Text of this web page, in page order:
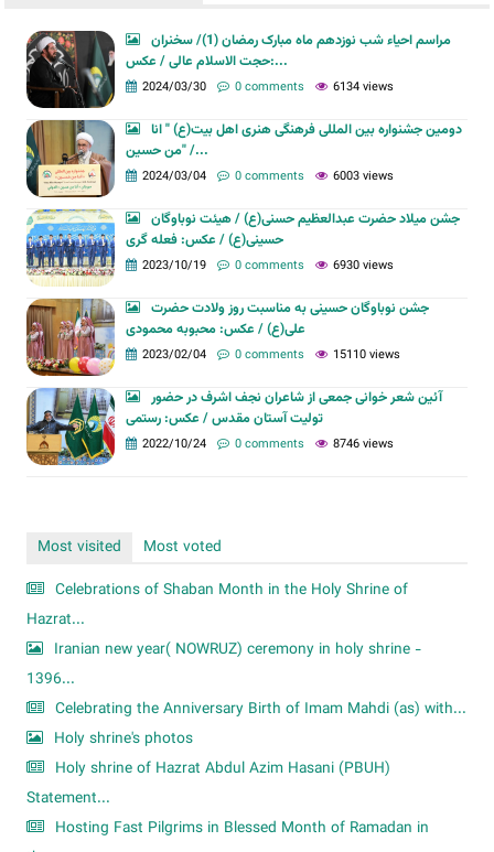
مراسم احیاء شب نوزدهم ماه مبارک رمضان (1)/ سخنران
حجت الاسلام عالی / عکس:...
2024/03/30 0 comments 6134 views
دومین جشنواره بین المللی فرهنگی هنری اهل بیت(ع) " انا
من حسین" /...
2024/03/04 0 comments 6003 views
جشن میلاد حضرت عبدالعظیم حسنی(ع) / هیئت نوباوگان
حسینی(ع) / عکس: فعله گری
2023/10/19 0 comments 6930 views
جشن نوباوگان حسینی به مناسبت روز ولادت حضرت
علی(ع) / عکس: محبوبه محمودی
2023/02/04 0 comments 15110 views
آئین شعر خوانی جمعی از شاعران نجف اشرف در حضور
تولیت آستان مقدس / عکس: رستمی
2022/10/24 0 comments 8746 views
Most visited
Most voted
Celebrations of Shaban Month in the Holy Shrine of
Hazrat...
Iranian new year( NOWRUZ) ceremony in holy shrine -
1396...
Celebrating the Anniversary Birth of Imam Mahdi (as) with...
Holy shrine's photos
Holy shrine of Hazrat Abdul Azim Hasani (PBUH)
Statement...
Hosting Fast Pilgrims in Blessed Month of Ramadan in